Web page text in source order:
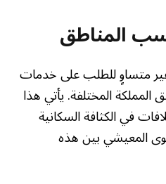
المناطق
متساوٍ للطلب على خدمات
المملكة المختلفة. يأتي هذا
في الكثافة السكانية
المعيشي بين هذه